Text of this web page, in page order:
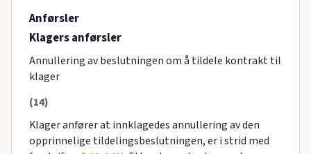
Anførsler
Klagers anførsler
Annullering av beslutningen om å tildele kontrakt til
klager
(14)
Klager anfører at innklagedes annullering av den
opprinnelige tildelingsbeslutningen, er i strid med